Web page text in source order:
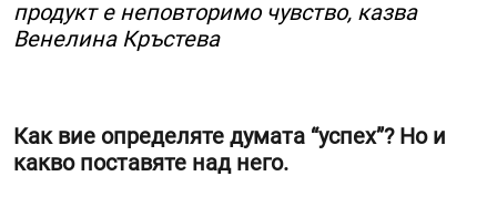
продукт е неповторимо чувство, казва
Венелина Кръстева
Как вие определяте думата “успех”? Но и
какво поставяте над него.